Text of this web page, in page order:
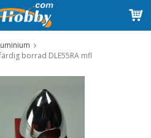
borrad DLE55RA mfl